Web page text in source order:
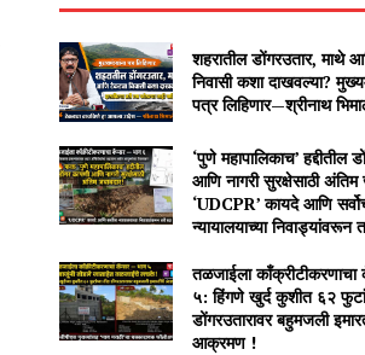
शहरातील डोंगरउतार, माथे
निवासी कशा दाखवल्या?
पत्र लिहिणार—श्रीनाथ
‘पुणे महापालिकाच’ हद्दीतील
आणि नागरी सुरक्षेसाठी अंतिम
‘UDCPR’ कायदे आणि
न्यायालयाच्या निवाड्यांवरून
तळजाईला
५: हिंगणे खुर्द कुशीत ६२
डोंगरउतारावर बहुमजली
आक्रमण !